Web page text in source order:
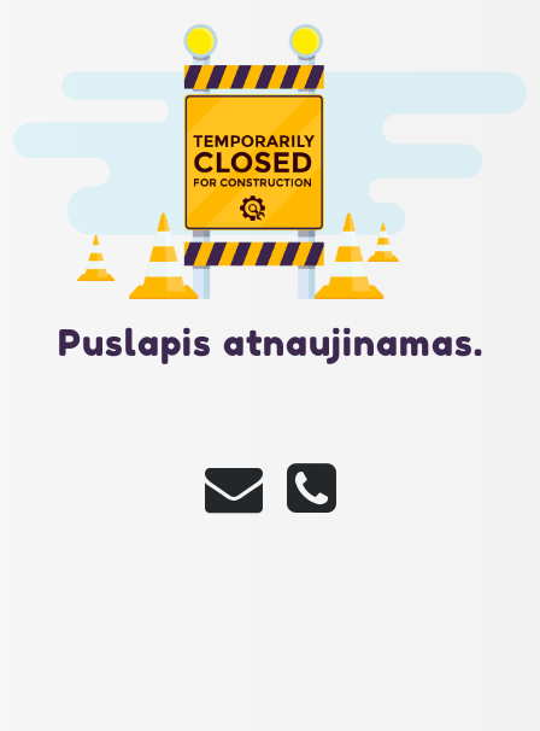
Puslapis atnaujinamas.